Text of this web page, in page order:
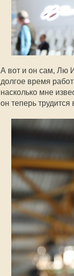
А вот и он сам, Лю
долгое время
насколько мне
он теперь трудится